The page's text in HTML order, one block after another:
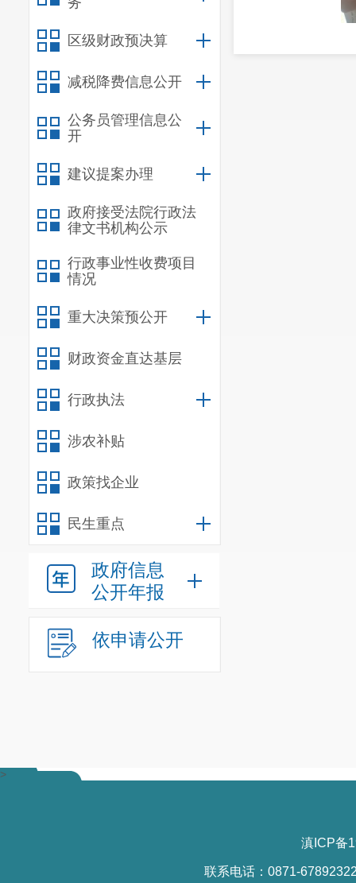
区级财政预决算
减税降费信息公开
公务员管理信息公
开
建议提案办理
政府接受法院行政法
律文书机构公示
行政事业性收费项目
情况
重大决策预公开
财政资金直达基层
行政执法
涉农补贴
政策找企业
民生重点
政府信息
公开年报
依申请公开
>
滇ICP备
联系电话：0871-